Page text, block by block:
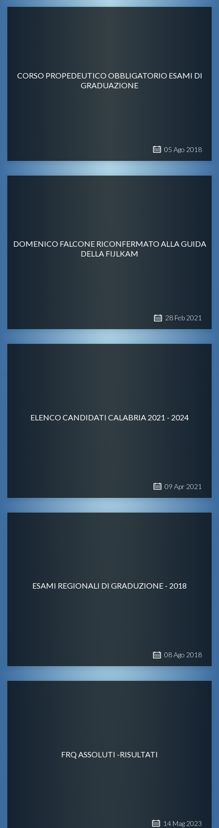
CORSO PROPEDEUTICO OBBLIGATORIO ESAMI DI
GRADUAZIONE
05 Ago 2018
DOMENICO FALCONE RICONFERMATO ALLA GUIDA
DELLA FIJLKAM
28 Feb 2021
ELENCO CANDIDATI CALABRIA 2021 - 2024
09 Apr 2021
ESAMI REGIONALI DI GRADUZIONE - 2018
08Ago 2018
FRQ ASSOLUTI -RISULTATI
14 Mag 2023